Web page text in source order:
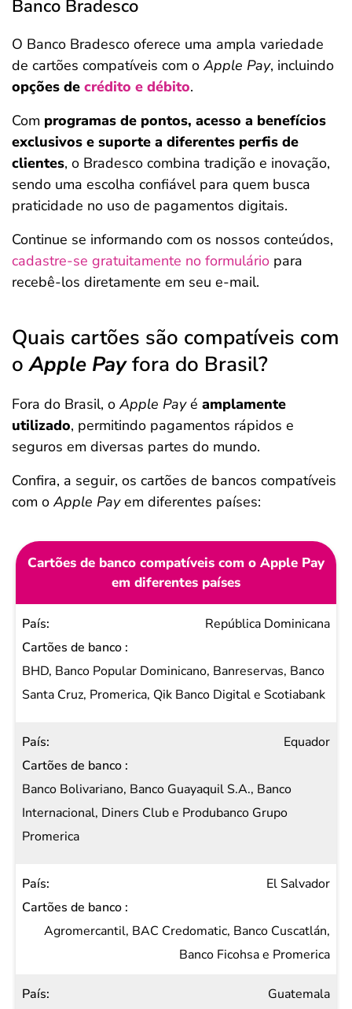
Banco Bradesco
O Banco Bradesco oferece uma ampla variedade
de cartões compatíveis com oApple Pay, incluindo
opções de crédito e débito.
Com programas de pontos, acesso a benefícios
exclusivos e suporte a diferentes perfis de
clientes, o Bradesco combina tradição e inovação,
sendo uma escolha confiável para quem busca
praticidade no uso de pagamentos digitais.
Continue se informando com os nossos conteúdos,
cadastre-se gratuitamente no formulário para
recebê-los diretamente em seu e-mail.
Quais cartões são compatíveis com
oApple Payfora do Brasil?
Fora do Brasil, oApple Payé amplamente
utilizado, permitindo pagamentos rápidos e
seguros em diversas partes do mundo.
Confira, a seguir, os cartões de bancos compatíveis
com oApple Payem diferentes países:
Cartões de banco compatíveis com o Apple Pay
em diferentes países
País
Cartões
de
banco
República Dominicana
BHD, Banco Popular Dominicano, Banreservas, Banco
Santa Cruz, Promerica, Qik Banco Digital e Scotiabank
Equador
Banco Bolivariano, Banco Guayaquil S.A., Banco
Internacional, Diners Club e Produbanco Grupo
Promerica
El Salvador
Agromercantil, BAC Credomatic, Banco Cuscatlán,
Banco Ficohsa e Promerica
Guatemala